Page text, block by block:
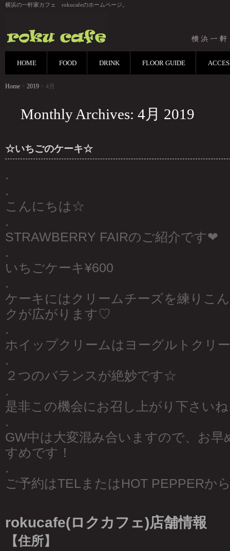
横浜の一軒家カフェ rokucafeのホームページ。
HOME FOOD DRINK FLOOR GUIDE
Home > 2019 > 4月
Monthly Archives: 4月 2019
☆いちごのケーキ☆
.
.
こんにちは☆
.
STRAWBERRY FAIRのご紹介です❤︎
.
いちごケーキ¥600
.
ケーキにはクリームチーズを練りこ
クが広がります♡
.
ホイップクリームはヨーグルトクリ
.
２つのバランスが絶妙です☆
.
是非この機会にお召し上がり下さい
.
GW中は大変混み合いますので、お早
すめです！
.
ご予約はTELまたはHOT PEPPERか
rokucafe(ロクカフェ)店舗情報
【住所】